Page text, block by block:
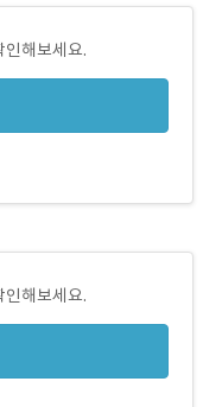
인해보세요.
인해보세요.